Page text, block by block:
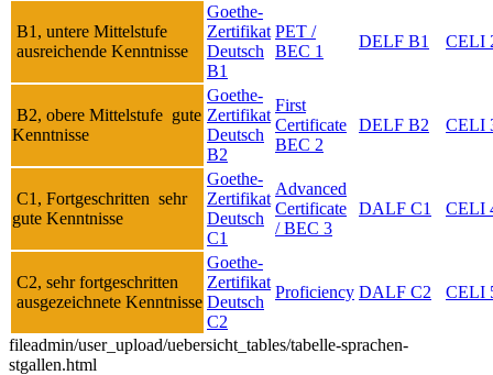
B1, untere Mittelstufe
ausreichende Kenntnisse
Goethe-
Zertifikat
Deutsch
B1
PET /
BEC 1
DELF B1 CELI
B2, obere Mittelstufe gute
Kenntnisse
Goethe-
Zertifikat
Deutsch
B2
First
Certificate
BEC 2
DELF B2 CELI
C1, Fortgeschritten sehr
gute Kenntnisse
Goethe-
Zertifikat
Deutsch
C1
Advanced
Certificate
/ BEC 3
DALF C1 CELI
C2, sehr fortgeschritten
ausgezeichnete Kenntnisse
Goethe-
Zertifikat
Deutsch
C2
Proficiency DALF C2 CELI
fileadmin/user_upload/uebersicht_tables/tabelle-sprachen-
stgallen.html